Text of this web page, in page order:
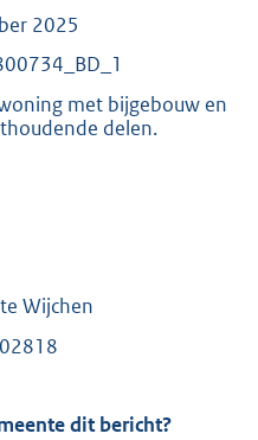
b
2025
met bijgebouw en
delen.
Wijchen
dit bericht?